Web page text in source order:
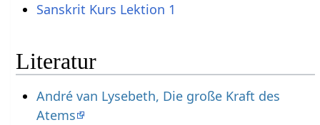
Sanskrit Kurs Lektion 1
Literatur
André van Lysebeth, Die große Kraft des
Atems